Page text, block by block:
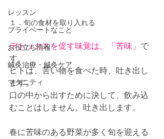
レッスン
プライベートなこと
お役立ち情報
鍼灸治療・鍼灸ケア
マタニティ
１．旬の食材を取り入れる
デトックスを促す味覚は、「苦味」 で
す。
ヒトは、苦い物を食べた時、吐き出し
ます。
口の中から出すために決して、飲み込
むことはしません。吐き出します。
春に苦味のある野菜が多く旬を迎える